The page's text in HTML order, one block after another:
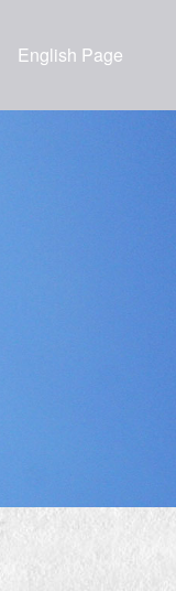
English Page